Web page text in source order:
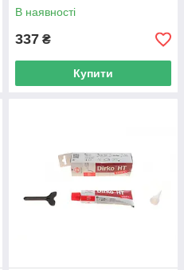
В наявності
337 ₴
Купити